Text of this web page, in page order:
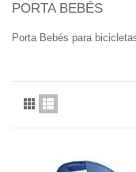
PORTA BEBÉS
Porta Bebés para